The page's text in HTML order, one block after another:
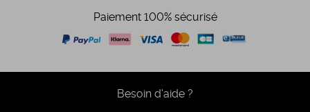
Paiement 100% sécurisé
Besoin d'aide ?